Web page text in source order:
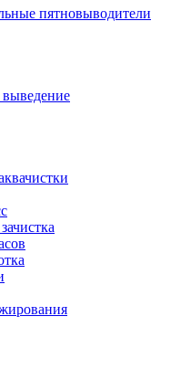
пятновыводители
выведение